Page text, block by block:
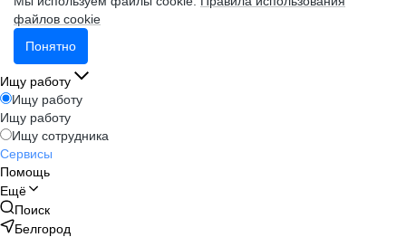
файлов cookie
Понятно
Ищу работу
Ищу работу
Ищу работу
Ищу сотрудника
Сервисы
Помощь
Ещё
Поиск
Белгород